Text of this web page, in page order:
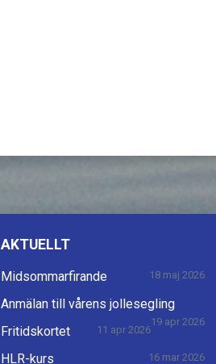
AKTUELLT
Midsommarfirande 18 maj 2026
Anmälan till vårens jollesegling
19 apr 2026
Fritidskortet 11 apr 2026
HLR-kurs 16 mar 2026